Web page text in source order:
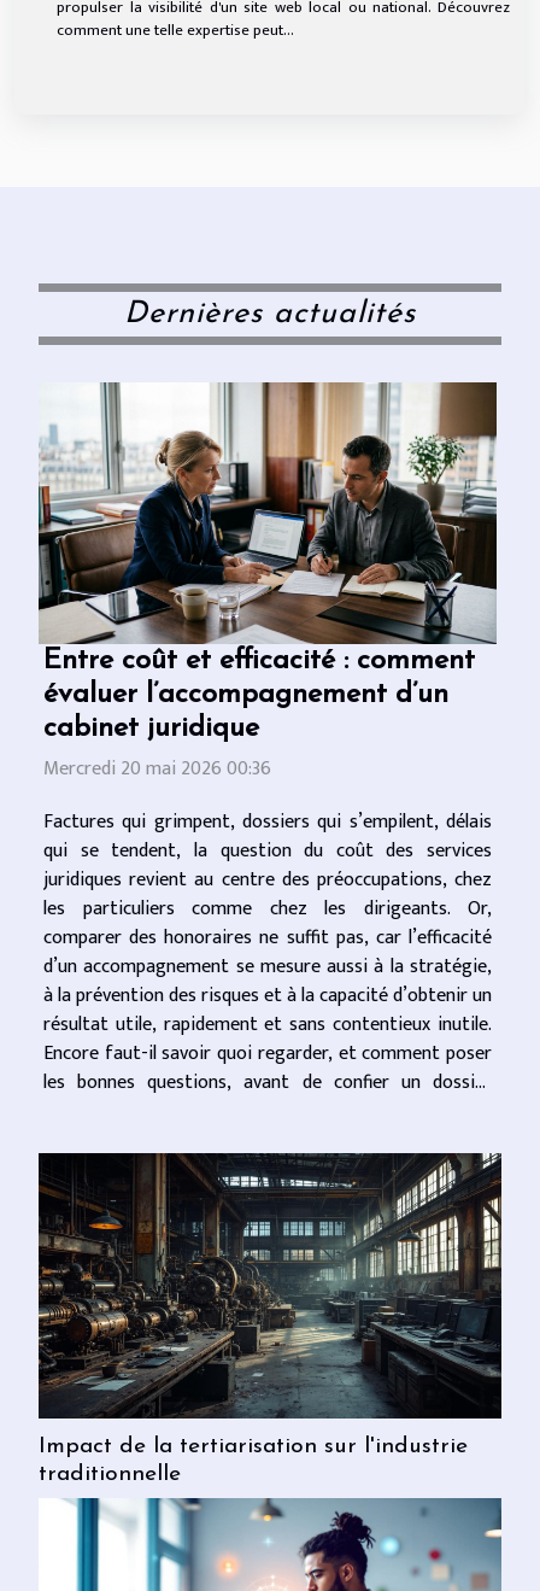
propulser la visibilité d'un site web local ou national. Découvrez
comment une telle expertise peut...
Dernières actualités
Entre coût et efficacité : comment
évaluer l’accompagnement d’un
cabinet juridique
Mercredi 20 mai 2026 00:36
Factures qui grimpent, dossiers qui s’empilent, délais
qui se tendent, la question du coût des services
juridiques revient au centre des préoccupations, chez
les particuliers comme chez les dirigeants. Or,
comparer des honoraires ne suffit pas, car l’efficacité
d’un accompagnement se mesure aussi à la stratégie,
à la prévention des risques et à la capacité d’obtenir un
résultat utile, rapidement et sans contentieux inutile.
Encore faut-il savoir quoi regarder, et comment poser
les bonnes questions, avant de confier un dossier
Impact de la tertiarisation sur l'industrie
traditionnelle